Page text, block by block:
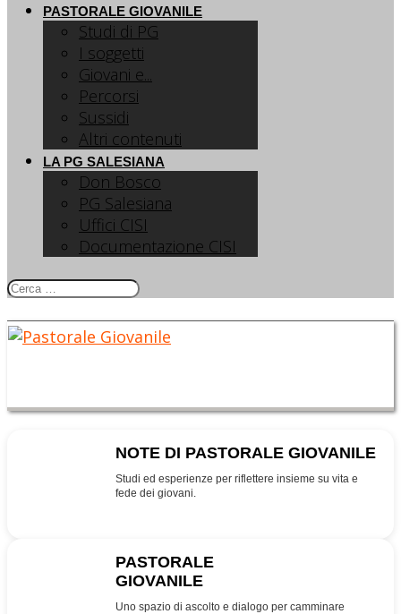
PASTORALE GIOVANILE
Studi di PG
I soggetti
Giovani e...
Percorsi
Sussidi
Altri contenuti
LA PG SALESIANA
Don Bosco
PG Salesiana
Uffici CISI
Documentazione CISI
NOTE DI PASTORALE GIOVANILE
Studi ed esperienze per riflettere insieme su vita e
fede dei giovani.
PASTORALE
GIOVANILE
Uno spazio di ascolto e dialogo per camminare